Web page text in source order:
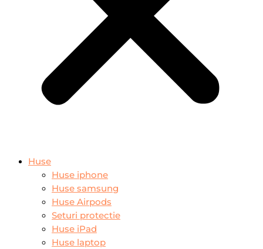
Huse
Huse iphone
Huse samsung
Huse Airpods
Seturi protectie
Huse iPad
Huse laptop